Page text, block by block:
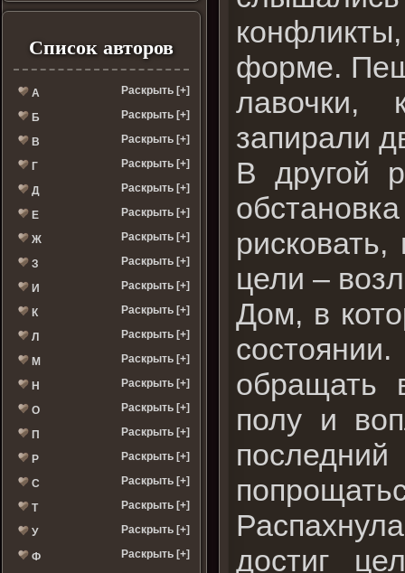
Список авторов
А Раскрыть [+]
Б Раскрыть [+]
В Раскрыть [+]
Г Раскрыть [+]
Д Раскрыть [+]
Е Раскрыть [+]
Ж Раскрыть [+]
З Раскрыть [+]
И Раскрыть [+]
К Раскрыть [+]
Л Раскрыть [+]
М Раскрыть [+]
Н Раскрыть [+]
О Раскрыть [+]
П Раскрыть [+]
Р Раскрыть [+]
С Раскрыть [+]
Т Раскрыть [+]
У Раскрыть [+]
Ф Раскрыть [+]
форме.
лавочки,
запирали
В другой
цели –
Дом, в
обращать
полу и
достиг